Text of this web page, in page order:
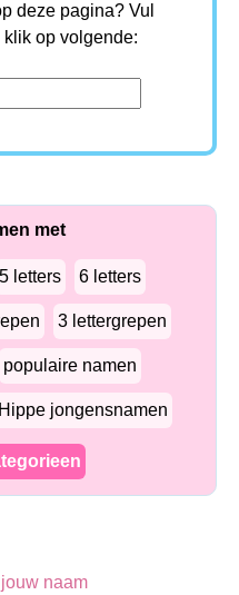
deze pagina? Vul
op volgende:
met
5 letters 6 letters
3 lettergrepen
populaire namen
Hippe jongensnamen
naam